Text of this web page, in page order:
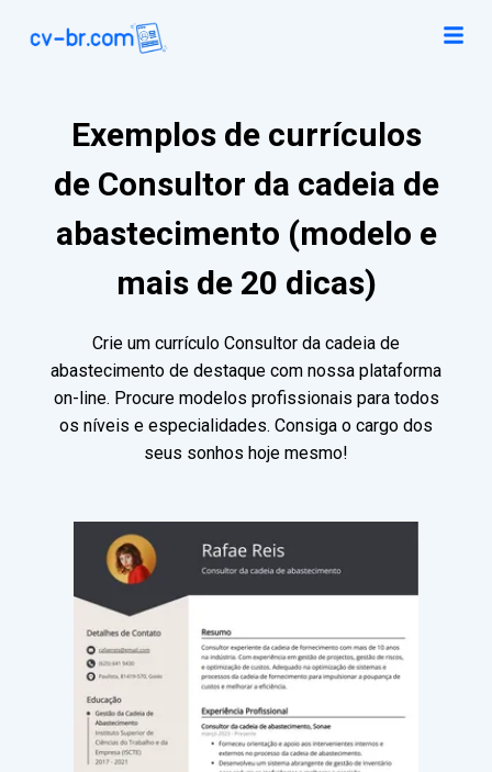
Exemplos de currículos
de Consultor da cadeia de
abastecimento (modelo e
mais de 20 dicas)
Crie um currículo Consultor da cadeia de
abastecimento de destaque com nossa plataforma
on-line. Procure modelos profissionais para todos
os níveis e especialidades. Consiga o cargo dos
seus sonhos hoje mesmo!